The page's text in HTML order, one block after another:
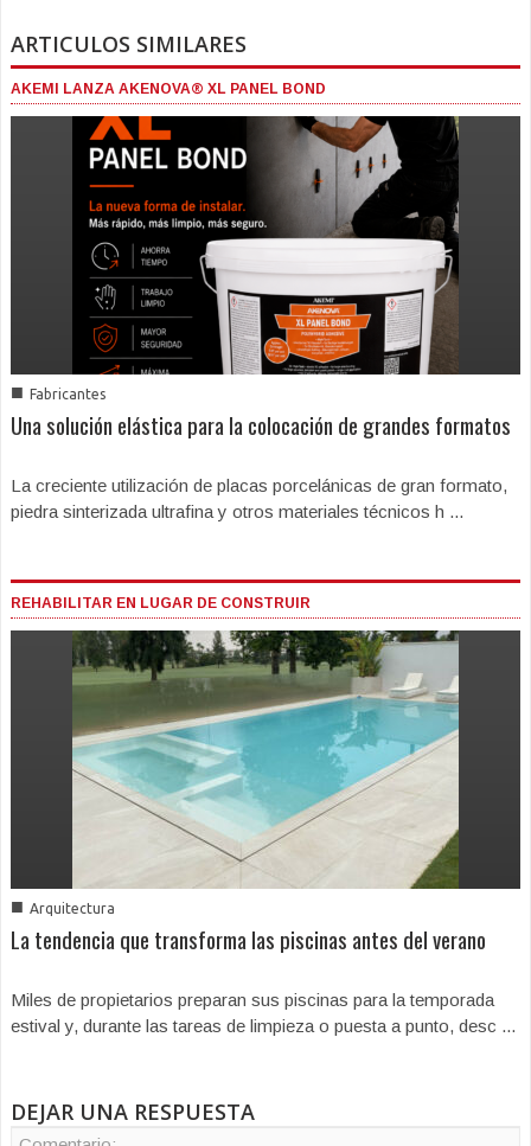
ARTICULOS SIMILARES
AKEMI LANZA AKENOVA® XL PANEL BOND
■ Fabricantes
Una solución elástica para la colocación de grandes formatos
La creciente utilización de placas porcelánicas de gran formato,
piedra sinterizada ultrafina y otros materiales técnicos h ...
REHABILITAR EN LUGAR DE CONSTRUIR
■ Arquitectura
La tendencia que transforma las piscinas antes del verano
Miles de propietarios preparan sus piscinas para la temporada
estival y, durante las tareas de limpieza o puesta a punto, desc ...
DEJAR UNA RESPUESTA